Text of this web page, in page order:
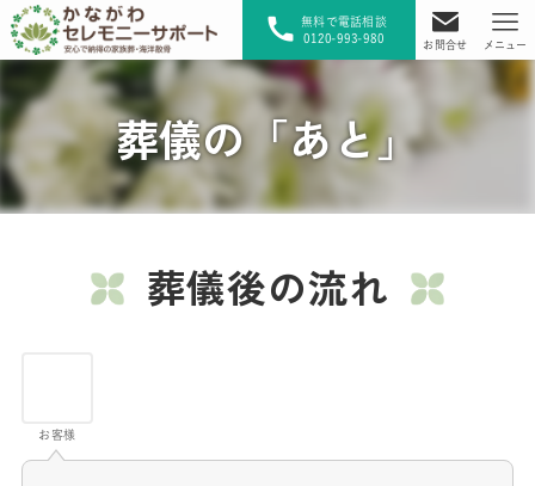
無料で電話相談
0120-993-980
お問合せ メニュー
葬儀の「あと」
葬儀後の流れ
お客様